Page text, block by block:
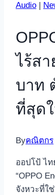
Audio |
ไร้ส
บาท
ที่สุด
Byคณิตกร
ออปโป้ ไ
“OPPO
จังหวะที่ใ